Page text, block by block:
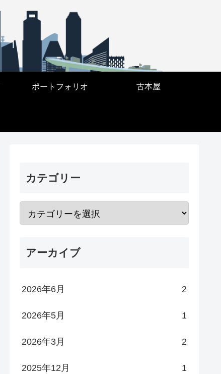
ポートフォリオ 古本屋
カテゴリー
アーカイブ
2026年6月 2
2026年5月 1
2026年3月 2
2025年12月 1